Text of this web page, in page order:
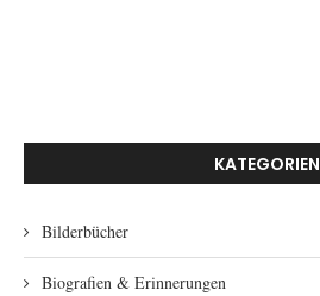
KATEGORIEN
Bilderbücher
Biografien & Erinnerungen